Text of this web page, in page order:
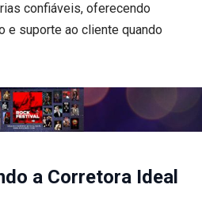
confiáveis, oferecendo
e suporte ao cliente quando
a Corretora Ideal